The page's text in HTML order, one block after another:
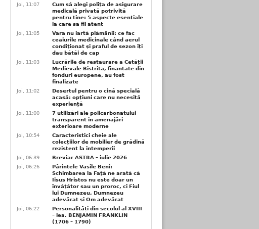
Joi, 11:07
Cum să alegi polița de asigurare
medicală privată potrivită
pentru tine: 5 aspecte esențiale
la care să fii atent
Joi, 11:05
Vara nu iartă plămânii: ce fac
ceaiurile medicinale când aerul
condiționat și praful de sezon îți
dau bătăi de cap
Joi, 11:03
Lucrările de restaurare a Cetății
Medievale Bistrița, finanțate din
fonduri europene, au fost
finalizate
Joi, 11:02
Desertul pentru o cină specială
acasă: opțiuni care nu necesită
experiență
Joi, 11:00
7 utilizări ale policarbonatului
transparent în amenajări
exterioare moderne
Joi, 10:54
Caracteristici cheie ale
colecțiilor de mobilier de grădină
rezistent la intemperii
Joi, 06:39
Breviar ASTRA – iulie 2026
Joi, 06:26
Părintele Vasile Beni:
Schimbarea la Față ne arată că
Iisus Hristos nu este doar un
învățător sau un proroc, ci Fiul
lui Dumnezeu, Dumnezeu
adevărat și Om adevărat
Joi, 06:22
Personalități din secolul al XVIII
– lea. BENJAMIN FRANKLIN
(1706 – 1790)